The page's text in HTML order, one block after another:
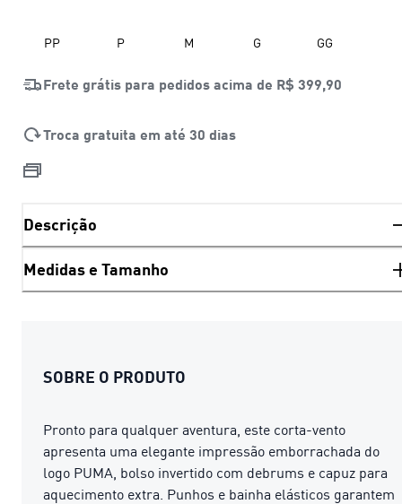
PP P M G GG
Frete grátis para pedidos acima de R$ 399,90
Troca gratuita em até 30 dias
Descrição
Medidas e Tamanho
SOBRE O PRODUTO
Pronto para qualquer aventura, este corta-vento
apresenta uma elegante impressão emborrachada do
logo PUMA, bolso invertido com debrums e capuz para
aquecimento extra. Punhos e bainha elásticos garantem